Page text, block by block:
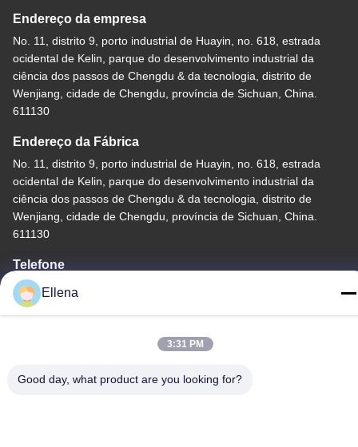
Endereço da empresa
No. 11, distrito 9, porto industrial de Huayin, no. 618, estrada
ocidental de Kelin, parque do desenvolvimento industrial da
ciência dos passos de Chengdu & da tecnologia, distrito de
Wenjiang, cidade de Chengdu, província de Sichuan, China.
611130
Endereço da Fábrica
No. 11, distrito 9, porto industrial de Huayin, no. 618, estrada
ocidental de Kelin, parque do desenvolvimento industrial da
ciência dos passos de Chengdu & da tecnologia, distrito de
Wenjiang, cidade de Chengdu, província de Sichuan, China.
611130
Telefone
86--13666101750
China de Boa Qualidade Sistema da cirurgia do plasma
Ellena
3:31 PM
Good day, what product are you looking for?